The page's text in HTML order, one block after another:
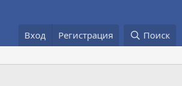
Вход Регистрация Поиск